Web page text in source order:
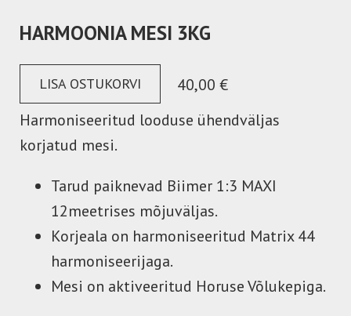
HARMOONIA MESI 3KG
LISA OSTUKORVI
40,00 €
Harmoniseeritud looduse ühendväljas
korjatud mesi.
Tarud paiknevad Biimer 1:3 MAXI
12meetrises mõjuväljas.
Korjeala on harmoniseeritud Matrix 44
harmoniseerijaga.
Mesi on aktiveeritud Horuse Võlukepiga.